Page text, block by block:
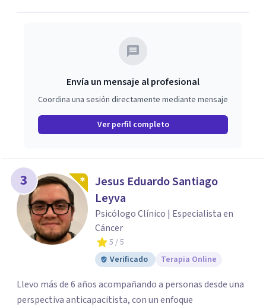
Envía un mensaje al profesional
Coordina una sesión directamente mediante mensaje
Ver perfil completo
3
Jesus Eduardo Santiago
Leyva
Psicólogo Clínico | Especialista en
Cáncer
5 / 5
Verificado
Terapia Online
Llevo más de 6 años acompañando a personas desde una
perspectiva anticapacitista, con un enfoque